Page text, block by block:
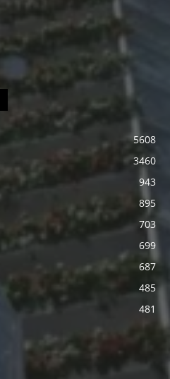
5608
3460
943
895
703
699
687
485
481